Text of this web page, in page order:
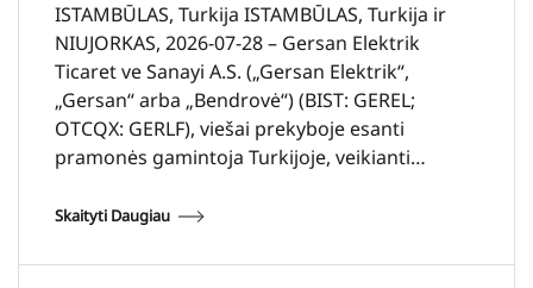
ISTAMBŪLAS, Turkija ISTAMBŪLAS, Turkija ir
NIUJORKAS, 2026-07-28 – Gersan Elektrik
Ticaret ve Sanayi A.S. („Gersan Elektrik“,
„Gersan“ arba „Bendrovė“) (BIST: GEREL;
OTCQX: GERLF), viešai prekyboje esanti
pramonės gamintoja Turkijoje, veikianti…
Skaityti Daugiau